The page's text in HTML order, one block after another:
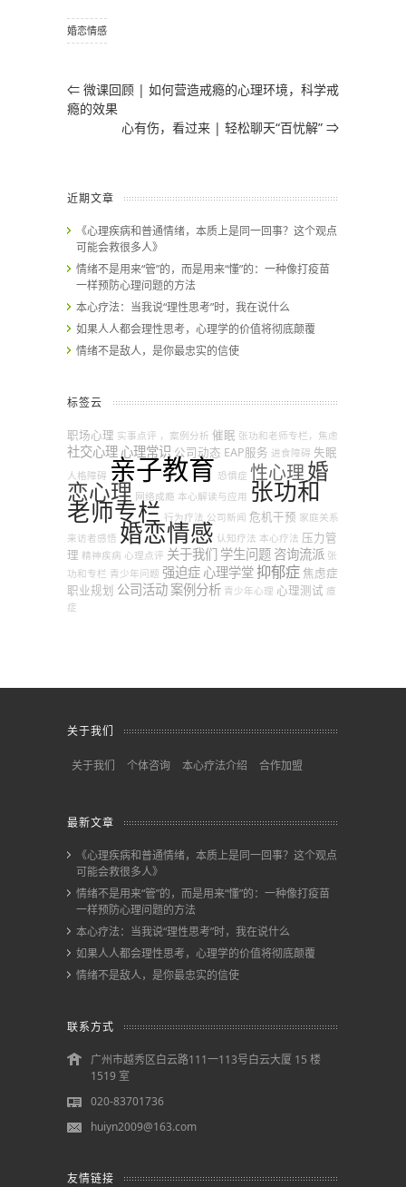
婚恋情感
⇐ 微课回顾 | 如何营造戒瘾的心理环境，科学戒
瘾的效果
心有伤，看过来 | 轻松聊天“百忧解” ⇒
近期文章
《心理疾病和普通情绪，本质上是同一回事？这个观点
可能会救很多人》
情绪不是用来“管”的，而是用来“懂”的：一种像打疫苗
一样预防心理问题的方法
本心疗法：当我说“理性思考”时，我在说什么
如果人人都会理性思考，心理学的价值将彻底颠覆
情绪不是敌人，是你最忠实的信使
标签云
职场心理 实事点评 ，案例分析 催眠 张功和老师专栏，焦虑
社交心理 心理常识 公司动态 EAP服务 进食障碍 失眠
人格障碍 亲子教育 恐惧症 性心理婚
恋心理 网络成瘾 本心解读与应用 张功和
老师专栏 行为疗法 公司新闻 危机干预 家庭关系
来访者感悟 婚恋情感 认知疗法 本心疗法 压力管
理 精神疾病 心理点评 关于我们 学生问题 咨询流派 张
功和专栏 青少年问题 强迫症 心理学堂 抑郁症焦虑症
职业规划 公司活动 案例分析 青少年心理 心理测试 癔
症
关于我们
关于我们 个体咨询 本心疗法介绍 合作加盟
最新文章
《心理疾病和普通情绪，本质上是同一回事？这个观点
可能会救很多人》
情绪不是用来“管”的，而是用来“懂”的：一种像打疫苗
一样预防心理问题的方法
本心疗法：当我说“理性思考”时，我在说什么
如果人人都会理性思考，心理学的价值将彻底颠覆
情绪不是敌人，是你最忠实的信使
联系方式
广州市越秀区白云路111一113号白云大厦 15 楼
1519 室
020-83701736
huiyn2009@163.com
友情链接